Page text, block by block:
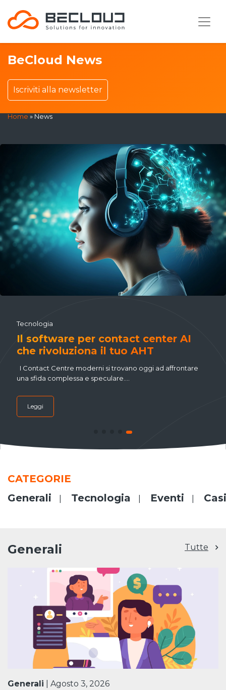
BeCloud News
Iscriviti alla newsletter
Home » News
Tecnologia
Il software per contact center AI
che rivoluziona il tuo AHT
I Contact Centre moderni si trovano oggi ad affrontare
una sfida complessa e speculare....
Leggi
CATEGORIE
Generali
Tecnologia Eventi
Generali Tutte
Generali Agosto 3, 2026